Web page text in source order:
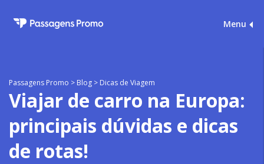
Menu
Passagens Promo > Blog > Dicas de Viagem
Viajar de carro na Europa:
principais dúvidas e dicas
de rotas!